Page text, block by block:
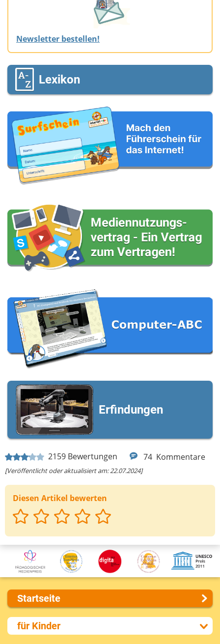
2159 Bewertungen 74 Kommentare
[Veröffentlicht oder aktualisiert am: 22.07.2024]
Diesen Artikel bewerten
Newsletter bestellen!
Lexikon
Erfindungen
Startseite
Über uns
Presse
für Kinder